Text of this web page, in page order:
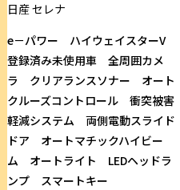
日産セレナ
e－パワー ハイウェイスターV
登録済み未使用車 全周囲カメ
ラ クリアランスソナー オート
クルーズコントロール 衝突被害
軽減システム 両側電動スライド
ドア オートマチックハイビー
ム オートライト LEDヘッドラ
ンプ スマートキー